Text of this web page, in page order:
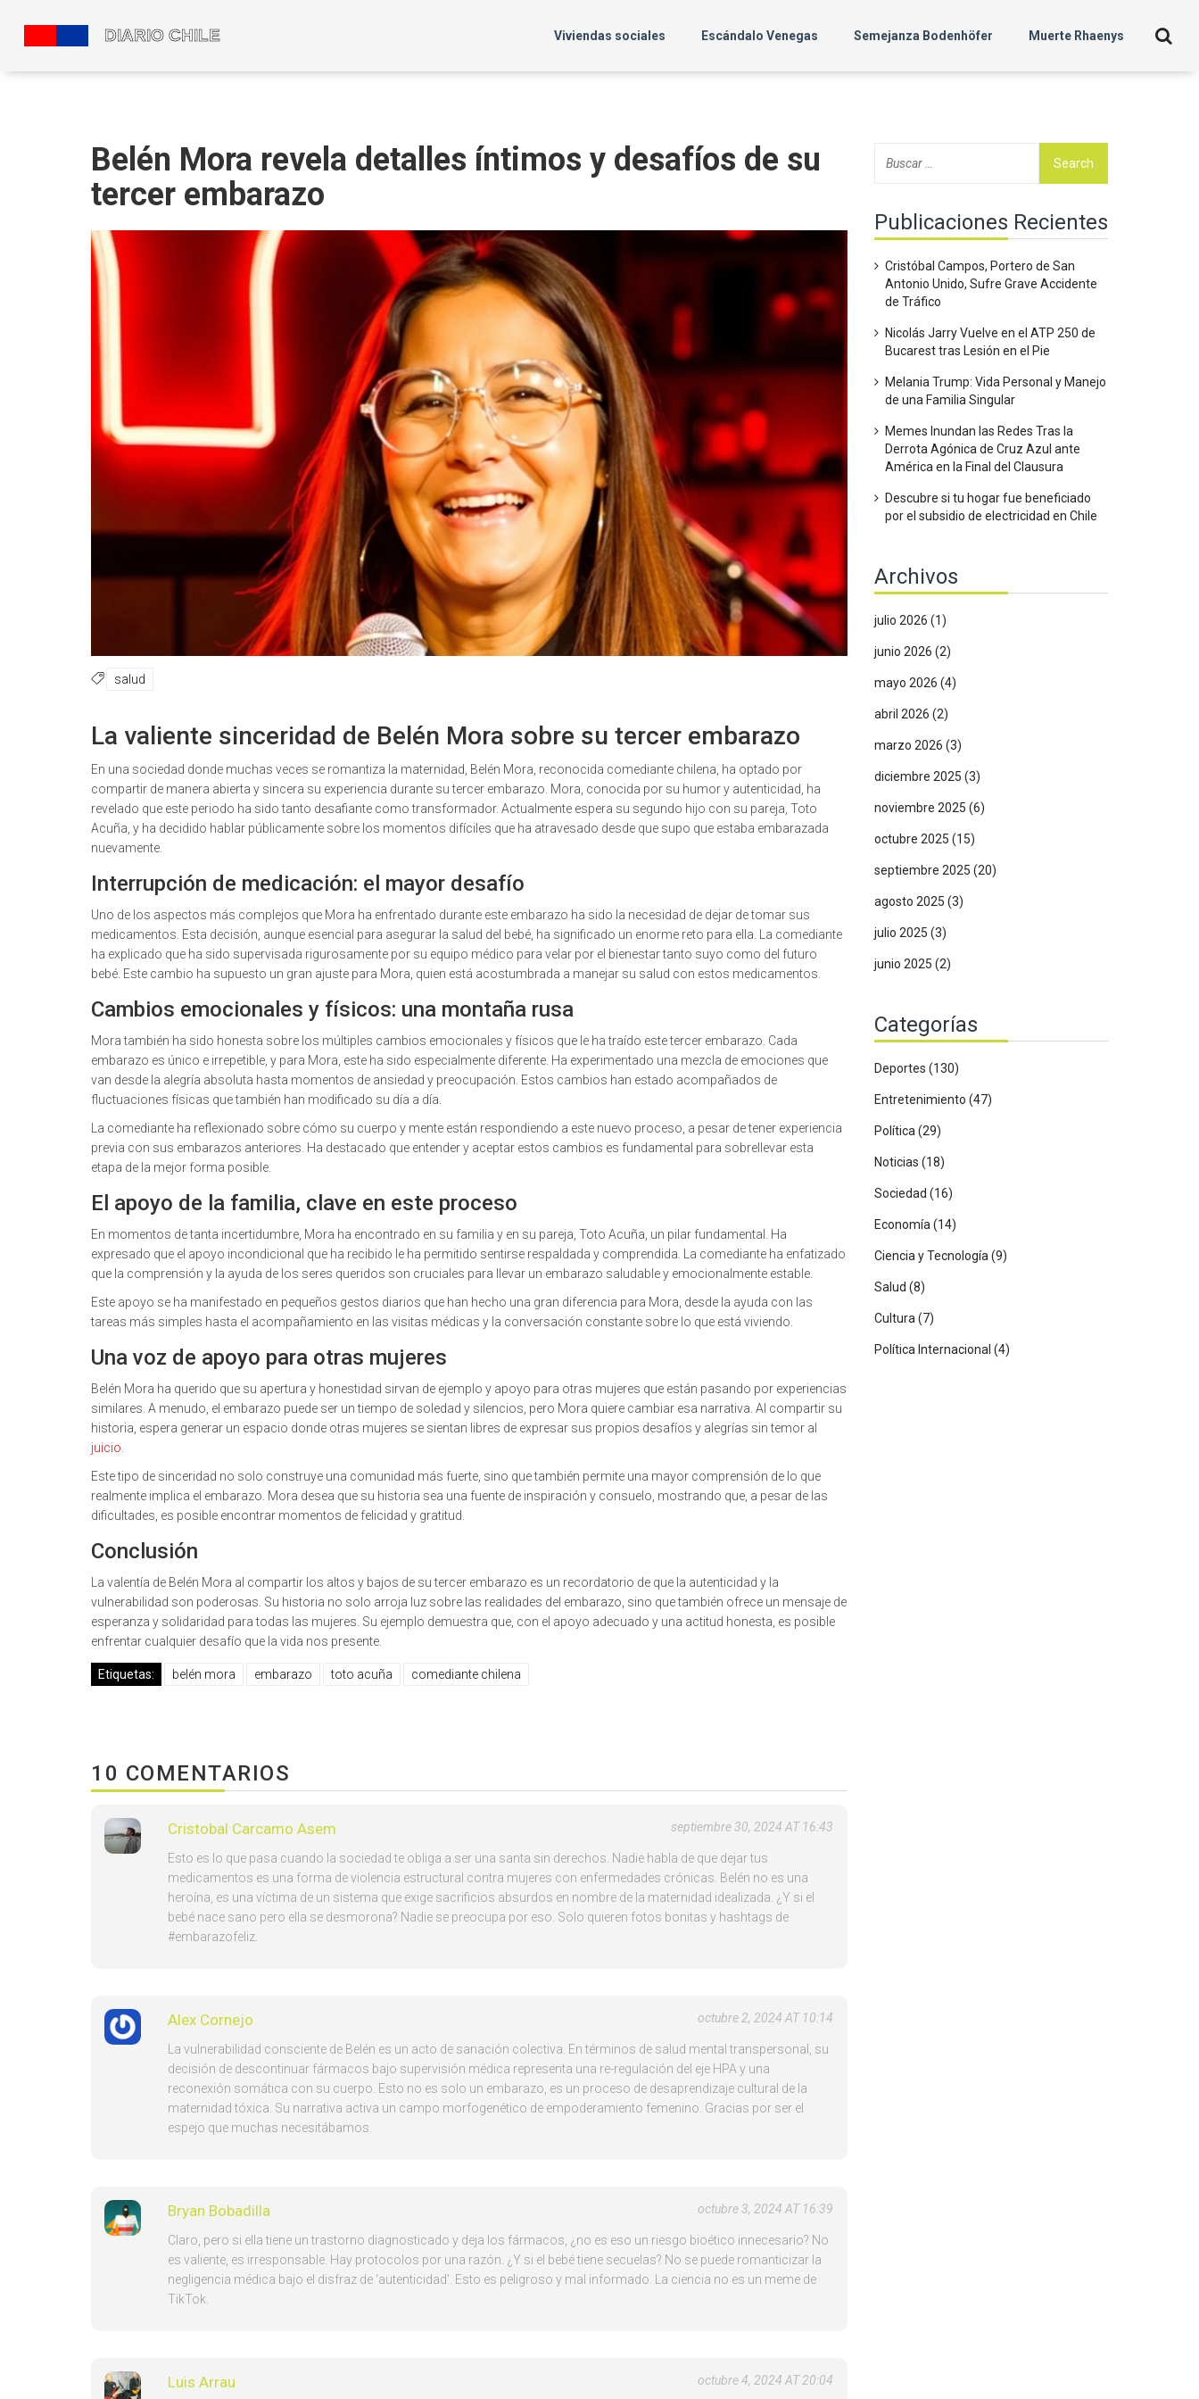
Viviendas sociales Escándalo Venegas Semejanza Bodenhöfer Muerte Rhaenys
Belén Mora revela detalles íntimos y desafíos de su
tercer embarazo
salud
La valiente sinceridad de Belén Mora sobre su tercer embarazo
En una sociedad donde muchas veces se romantiza la maternidad, Belén Mora, reconocida comediante chilena, ha optado por
compartir de manera abierta y sincera su experiencia durante su tercer embarazo. Mora, conocida por su humor y autenticidad, ha
revelado que este periodo ha sido tanto desafiante como transformador. Actualmente espera su segundo hijo con su pareja, Toto
Acuña, y ha decidido hablar públicamente sobre los momentos difíciles que ha atravesado desde que supo que estaba embarazada
nuevamente.
Interrupción de medicación: el mayor desafío
Uno de los aspectos más complejos que Mora ha enfrentado durante este embarazo ha sido la necesidad de dejar de tomar sus
medicamentos. Esta decisión, aunque esencial para asegurar la salud del bebé, ha significado un enorme reto para ella. La comediante
ha explicado que ha sido supervisada rigurosamente por su equipo médico para velar por el bienestar tanto suyo como del futuro
bebé. Este cambio ha supuesto un gran ajuste para Mora, quien está acostumbrada a manejar su salud con estos medicamentos.
Cambios emocionales y físicos: una montaña rusa
Mora también ha sido honesta sobre los múltiples cambios emocionales y físicos que le ha traído este tercer embarazo. Cada
embarazo es único e irrepetible, y para Mora, este ha sido especialmente diferente. Ha experimentado una mezcla de emociones que
van desde la alegría absoluta hasta momentos de ansiedad y preocupación. Estos cambios han estado acompañados de
fluctuaciones físicas que también han modificado su día a día.
La comediante ha reflexionado sobre cómo su cuerpo y mente están respondiendo a este nuevo proceso, a pesar de tener experiencia
previa con sus embarazos anteriores. Ha destacado que entender y aceptar estos cambios es fundamental para sobrellevar esta
etapa de la mejor forma posible.
El apoyo de la familia, clave en este proceso
En momentos de tanta incertidumbre, Mora ha encontrado en su familia y en su pareja, Toto Acuña, un pilar fundamental. Ha
expresado que el apoyo incondicional que ha recibido le ha permitido sentirse respaldada y comprendida. La comediante ha enfatizado
que la comprensión y la ayuda de los seres queridos son cruciales para llevar un embarazo saludable y emocionalmente estable.
Este apoyo se ha manifestado en pequeños gestos diarios que han hecho una gran diferencia para Mora, desde la ayuda con las
tareas más simples hasta el acompañamiento en las visitas médicas y la conversación constante sobre lo que está viviendo.
Una voz de apoyo para otras mujeres
Belén Mora ha querido que su apertura y honestidad sirvan de ejemplo y apoyo para otras mujeres que están pasando por experiencias
similares. A menudo, el embarazo puede ser un tiempo de soledad y silencios, pero Mora quiere cambiar esa narrativa. Al compartir su
historia, espera generar un espacio donde otras mujeres se sientan libres de expresar sus propios desafíos y alegrías sin temor al
juicio
Este tipo de sinceridad no solo construye una comunidad más fuerte, sino que también permite una mayor comprensión de lo que
realmente implica el embarazo. Mora desea que su historia sea una fuente de inspiración y consuelo, mostrando que, a pesar de las
dificultades, es posible encontrar momentos de felicidad y gratitud.
Conclusión
La valentía de Belén Mora al compartir los altos y bajos de su tercer embarazo es un recordatorio de que la autenticidad y la
vulnerabilidad son poderosas. Su historia no solo arroja luz sobre las realidades del embarazo, sino que también ofrece un mensaje de
esperanza y solidaridad para todas las mujeres. Su ejemplo demuestra que, con el apoyo adecuado y una actitud honesta, es posible
enfrentar cualquier desafío que la vida nos presente.
Etiquetas: belén mora embarazo toto acuña comediante chilena
10 COMENTARIOS
Cristobal Carcamo Asem septiembre 30, 2024 AT 16:43
Esto es lo que pasa cuando la sociedad te obliga a ser una santa sin derechos. Nadie habla de que dejar tus
medicamentos es una forma de violencia estructural contra mujeres con enfermedades crónicas. Belén no es una
heroína, es una víctima de un sistema que exige sacrificios absurdos en nombre de la maternidad idealizada. ¿Y si el
bebé nace sano pero ella se desmorona? Nadie se preocupa por eso. Solo quieren fotos bonitas y hashtags de
#embarazofeliz.
Alex Cornejo octubre 2, 2024 AT 10:14
La vulnerabilidad consciente de Belén es un acto de sanación colectiva. En términos de salud mental transpersonal, su
decisión de descontinuar fármacos bajo supervisión médica representa una re-regulación del eje HPA y una
reconexión somática con su cuerpo. Esto no es solo un embarazo, es un proceso de desaprendizaje cultural de la
maternidad tóxica. Su narrativa activa un campo morfogenético de empoderamiento femenino. Gracias por ser el
espejo que muchas necesitábamos.
Bryan Bobadilla octubre 3, 2024 AT 16:39
Claro, pero si ella tiene un trastorno diagnosticado y deja los fármacos, ¿no es eso un riesgo bioético innecesario? No
es valiente, es irresponsable. Hay protocolos por una razón. ¿Y si el bebé tiene secuelas? No se puede romanticizar la
negligencia médica bajo el disfraz de ‘autenticidad’. Esto es peligroso y mal informado. La ciencia no es un meme de
TikTok.
Luis Arrau octubre 4, 2024 AT 20:04
Publicaciones Recientes
Cristóbal Campos, Portero de San
Antonio Unido, Sufre Grave Accidente
de Tráfico
Nicolás Jarry Vuelve en el ATP 250 de
Bucarest tras Lesión en el Pie
Melania Trump: Vida Personal y Manejo
de una Familia Singular
Memes Inundan las Redes Tras la
Derrota Agónica de Cruz Azul ante
América en la Final del Clausura
Descubre si tu hogar fue beneficiado
por el subsidio de electricidad en Chile
Archivos
julio 2026 (1)
junio 2026 (2)
mayo 2026 (4)
abril 2026 (2)
marzo 2026 (3)
diciembre 2025 (3)
noviembre 2025 (6)
octubre 2025 (15)
septiembre 2025 (20)
agosto 2025 (3)
julio 2025 (3)
junio 2025 (2)
Categorías
Deportes (130)
Entretenimiento (47)
Política (29)
Noticias (18)
Sociedad (16)
Economía (14)
Ciencia y Tecnología (9)
Salud (8)
Cultura (7)
Política Internacional (4)